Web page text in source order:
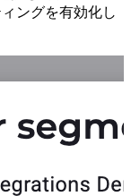
ングを有効化し